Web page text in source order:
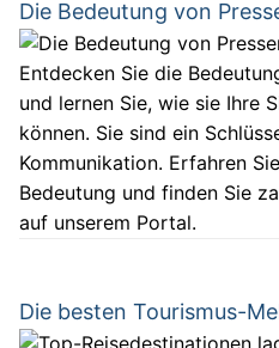
Die Bedeutung von
Entdecken Sie die
und lernen Sie, wie sie Ihre
können. Sie sind ein
Kommunikation. Erfahren
Bedeutung und finden Sie
auf unserem Portal.
Die besten Tourismus-